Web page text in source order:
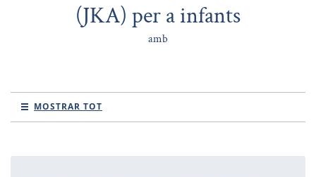
(JKA) per a infants
amb
MOSTRAR TOT